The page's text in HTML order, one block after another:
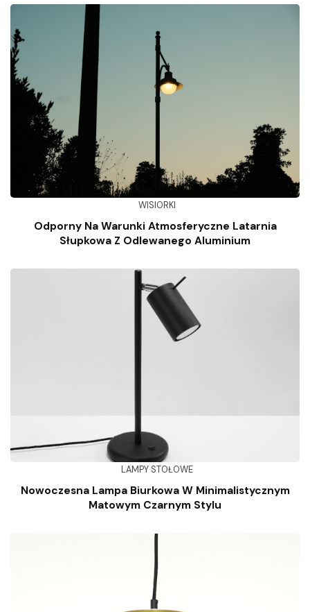
WISIORKI
Odporny Na Warunki Atmosferyczne Latarnia
Słupkowa Z Odlewanego Aluminium
LAMPY STOŁOWE
Nowoczesna Lampa Biurkowa W Minimalistycznym
Matowym Czarnym Stylu